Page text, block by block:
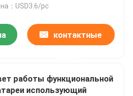
：USD3.6/pc
контактные
работы функциональной
использующий